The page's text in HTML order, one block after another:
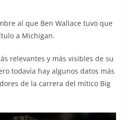
al que Ben Wallace tuvo que
a Michigan.
relevantes y más visibles de su
todavía hay algunos datos más
de la carrera del mítico Big